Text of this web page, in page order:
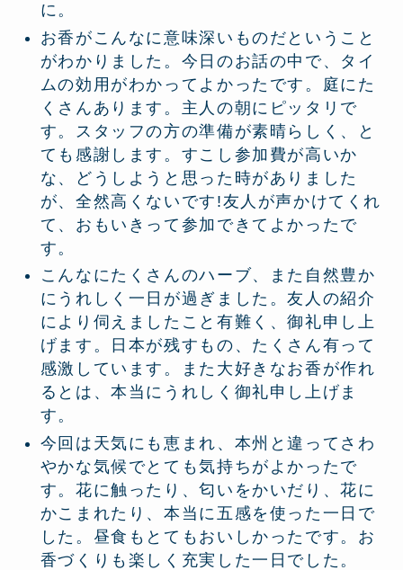
に。
お香がこんなに意味深いものだということ
がわかりました。今日のお話の中で、タイ
ムの効用がわかってよかったです。庭にた
くさんあります。主人の朝にピッタリで
す。スタッフの方の準備が素晴らしく、と
ても感謝します。すこし参加費が高いか
な、どうしようと思った時がありました
が、全然高くないです!友人が声かけてくれ
て、おもいきって参加できてよかったで
す。
こんなにたくさんのハーブ、また自然豊か
にうれしく一日が過ぎました。友人の紹介
により伺えましたこと有難く、御礼申し上
げます。日本が残すもの、たくさん有って
感激しています。また大好きなお香が作れ
るとは、本当にうれしく御礼申し上げま
す。
今回は天気にも恵まれ、本州と違ってさわ
やかな気候でとても気持ちがよかったで
す。花に触ったり、匂いをかいだり、花に
かこまれたり、本当に五感を使った一日で
した。昼食もとてもおいしかったです。お
香づくりも楽しく充実した一日でした。